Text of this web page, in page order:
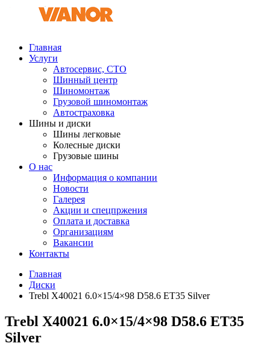
Главная
Услуги
Автосервис, СТО
Шинный центр
Шиномонтаж
Грузовой шиномонтаж
Автостраховка
Шины и диски
Шины легковые
Колесные диски
Грузовые шины
О нас
Информация о компании
Новости
Галерея
Акции и спецпржения
Оплата и доставка
Организациям
Вакансии
Контакты
Главная
Диски
Trebl X40021 6.0×15/4×98 D58.6 ET35 Silver
Trebl X40021 6.0×15/4×98 D58.6 ET35
Silver